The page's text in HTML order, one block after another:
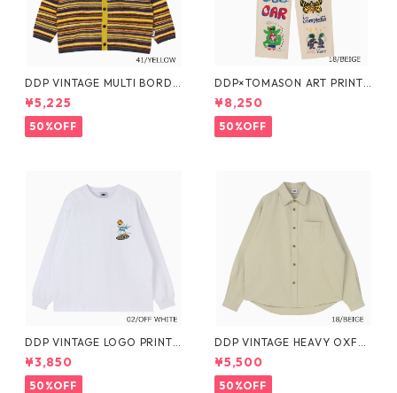
DDP VINTAGE MULTI BORDE
R KNIT CARDIGAN
¥5,225
50%OFF
DDP×TOMASON ART PRINT
WIDE PANTS
¥8,250
50%OFF
DDP VINTAGE LOGO PRINT
L/S TEE
¥3,850
50%OFF
DDP VINTAGE HEAVY OXFO
RD SHIRTS
¥5,500
50%OFF